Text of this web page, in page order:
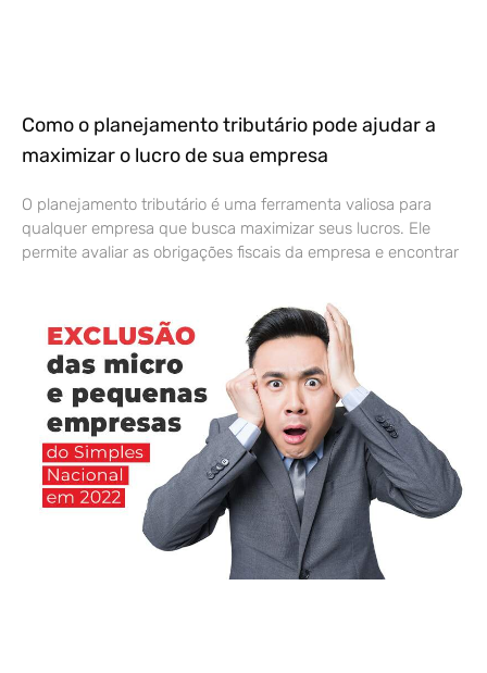
Como o planejamento tributário pode ajudar a
maximizar o lucro de sua empresa
O planejamento tributário é uma ferramenta valiosa para
qualquer empresa que busca maximizar seus lucros. Ele
permite avaliar as obrigações fiscais da empresa e encontrar